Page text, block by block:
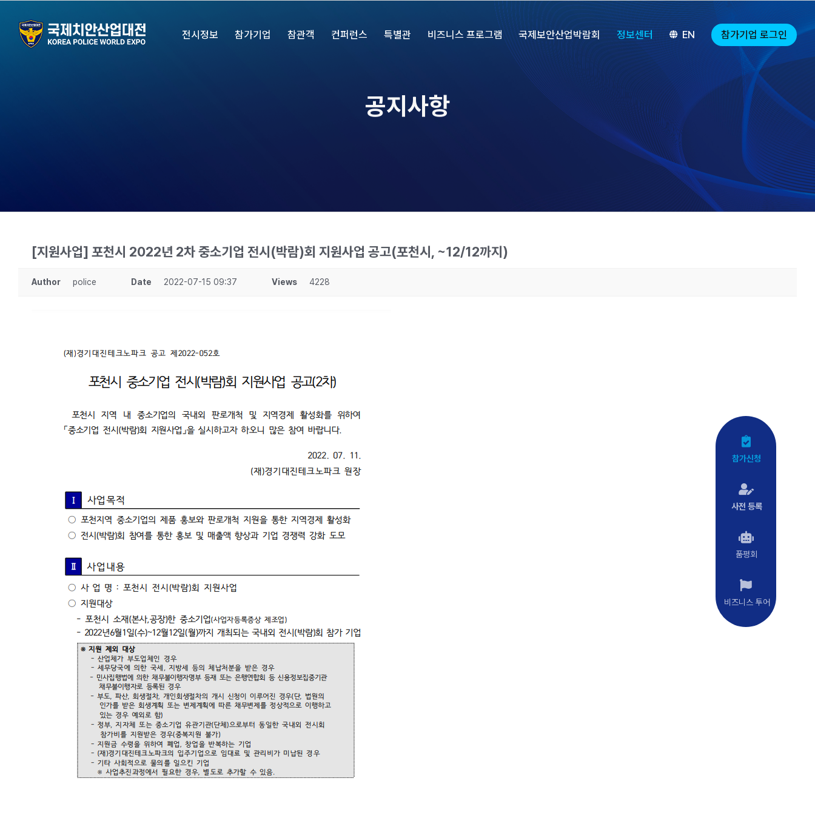
content
전시정보 참가기업 참관객 컨퍼런스 특별관 비즈니스 프로그램 국제보안산업박람회 정보센터 EN 참가기업 로그인
공지사항
[지원사업] 포천시 2022년 2차 중소기업 전시(박람)회 지원사업 공고(포천시, ~12/12까지)
Author police Date 2022-07-15 09:37 Views 4228
참가신청
사전 등록
품평회
비즈니스 투어